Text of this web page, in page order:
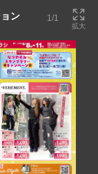
ン 1/1
拡大